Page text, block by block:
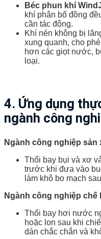
Béc phun khí
khí phân bố đồng
cần tác động.
Khí nén không bị
xung quanh, cho
hơn các giọt nước,
loại.
4. Ứng dụng
ngành công
Ngành công nghiệp sản
Thổi bay bụi và xơ
trước khi đưa vào
làm khô bo mạch
Ngành công nghiệp
Thổi bay hơi nước
hoặc lon sau khi
dán chắc chắn và